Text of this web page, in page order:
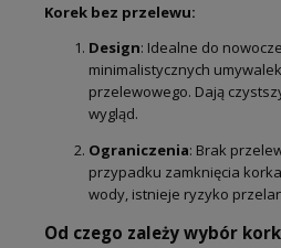
Korek bez przelewu:
Design: Idealne do
minimalistycznych
przelewowego. Dają
wygląd.
Ograniczenia: Brak
przypadku zamknięcia
wody, istnieje ryzyko
Od czego zależy wybór